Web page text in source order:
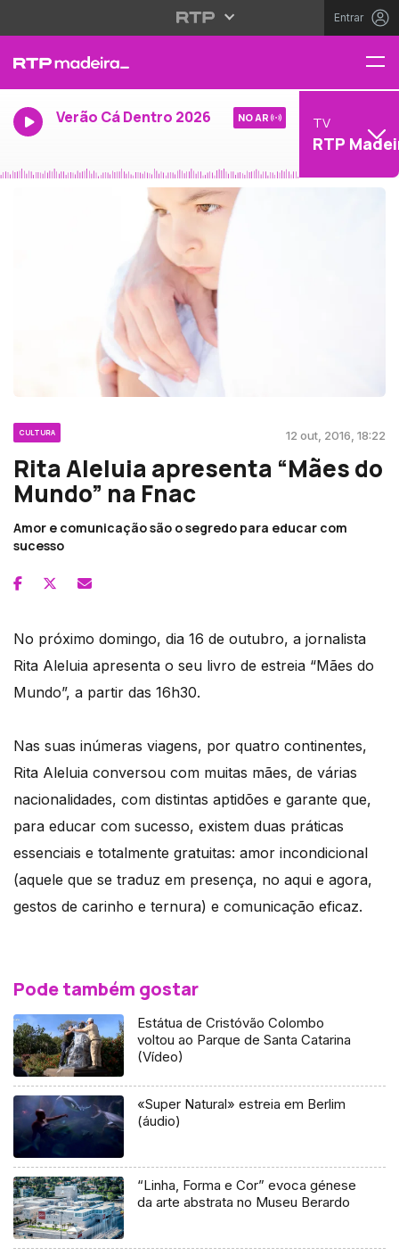
Entrar
Verão Cá Dentro 2026 NO AR TV
RTP
CULTURA 12 out, 2016, 18:22
Rita Aleluia apresenta “Mães do
Mundo” na Fnac
Amor e comunicação são o segredo para educar com
sucesso
No próximo domingo, dia 16 de outubro, a jornalista
Rita Aleluia apresenta o seu livro de estreia “Mães do
Mundo”, a partir das 16h30.
Nas suas inúmeras viagens, por quatro continentes,
Rita Aleluia conversou com muitas mães, de várias
nacionalidades, com distintas aptidões e garante que,
para educar com sucesso, existem duas práticas
essenciais e totalmente gratuitas: amor incondicional
(aquele que se traduz em presença, no aqui e agora,
gestos de carinho e ternura) e comunicação eficaz.
Pode também gostar
Estátua de Cristóvão Colombo
voltou ao Parque de Santa Catarina
(Vídeo)
«Super Natural» estreia em Berlim
(áudio)
“Linha, Forma e Cor” evoca génese
da arte abstrata no Museu Berardo